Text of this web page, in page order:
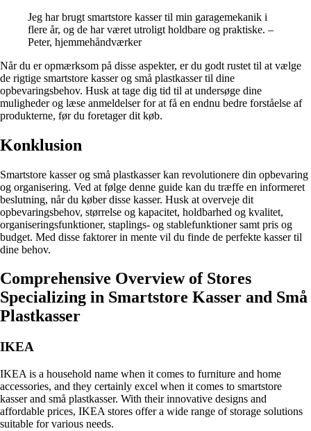
Jeg har brugt smartstore kasser til min garagemekanik i
flere år, og de har været utroligt holdbare og praktiske. –
Peter, hjemmehåndværker
Når du er opmærksom på disse aspekter, er du godt rustet til at vælge
de rigtige smartstore kasser og små plastkasser til dine
opbevaringsbehov. Husk at tage dig tid til at undersøge dine
muligheder og læse anmeldelser for at få en endnu bedre forståelse af
produkterne, før du foretager dit køb.
Konklusion
Smartstore kasser og små plastkasser kan revolutionere din opbevaring
og organisering. Ved at følge denne guide kan du træffe en informeret
beslutning, når du køber disse kasser. Husk at overveje dit
opbevaringsbehov, størrelse og kapacitet, holdbarhed og kvalitet,
organiseringsfunktioner, staplings- og stablefunktioner samt pris og
budget. Med disse faktorer in mente vil du finde de perfekte kasser til
dine behov.
Comprehensive Overview of Stores
Specializing in Smartstore Kasser and Små
Plastkasser
IKEA
IKEA is a household name when it comes to furniture and home
accessories, and they certainly excel when it comes to smartstore
kasser and små plastkasser. With their innovative designs and
affordable prices, IKEA stores offer a wide range of storage solutions
suitable for various needs.